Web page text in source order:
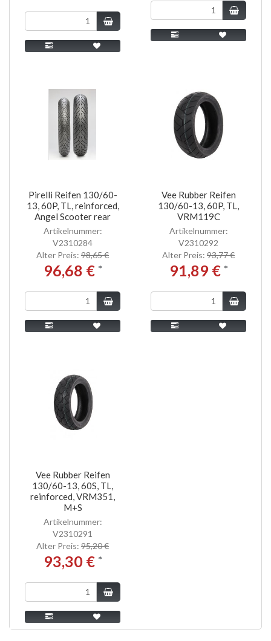
Pirelli Reifen 130/60-
13, 60P, TL, reinforced,
Angel Scooter rear
Artikelnummer:
V2310284
Alter Preis: 98,65 €
96,68 € *
Vee Rubber Reifen
130/60-13, 60P, TL,
VRM119C
Artikelnummer:
V2310292
Alter Preis: 93,77 €
91,89 € *
Vee Rubber Reifen
130/60-13, 60S, TL,
reinforced, VRM351,
M+S
Artikelnummer:
V2310291
Alter Preis: 95,20 €
93,30 € *